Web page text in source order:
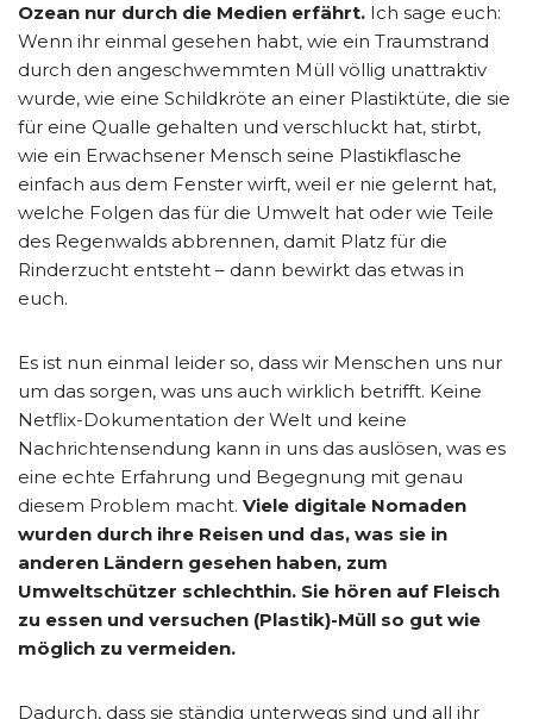
Ozean nur durch die Medien erfährt. Ich sage euch:
Wenn ihr einmal gesehen habt, wie ein Traumstrand
durch den angeschwemmten Müll völlig unattraktiv
wurde, wie eine Schildkröte an einer Plastiktüte, die sie
für eine Qualle gehalten und verschluckt hat, stirbt,
wie ein Erwachsener Mensch seine Plastikflasche
einfach aus dem Fenster wirft, weil er nie gelernt hat,
welche Folgen das für die Umwelt hat oder wie Teile
des Regenwalds abbrennen, damit Platz für die
Rinderzucht entsteht – dann bewirkt das etwas in
euch.
Es ist nun einmal leider so, dass wir Menschen uns nur
um das sorgen, was uns auch wirklich betrifft. Keine
Netflix-Dokumentation der Welt und keine
Nachrichtensendung kann in uns das auslösen, was es
eine echte Erfahrung und Begegnung mit genau
diesem Problem macht. Viele digitale Nomaden
wurden durch ihre Reisen und das, was sie in
anderen Ländern gesehen haben, zum
Umweltschützer schlechthin. Sie hören auf Fleisch
zu essen und versuchen (Plastik)-Müll so gut wie
möglich zu vermeiden.
Dadurch, dass sie ständig unterwegs sind und all ihr